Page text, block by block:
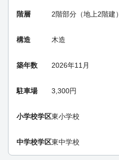
階層 2階部分（地上2階建）
構造 木造
築年数 2026年11月
駐車場 3,300円
小学校学区東小学校
中学校学区東中学校